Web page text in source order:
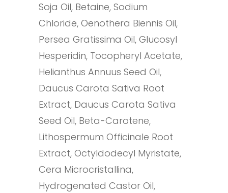
Soja Oil, Betaine, Sodium
Chloride, Oenothera Biennis Oil,
Persea Gratissima Oil, Glucosyl
Hesperidin, Tocopheryl Acetate,
Helianthus Annuus Seed Oil,
Daucus Carota Sativa Root
Extract, Daucus Carota Sativa
Seed Oil, Beta-Carotene,
Lithospermum Officinale Root
Extract, Octyldodecyl Myristate,
Cera Microcristallina,
Hydrogenated Castor Oil,